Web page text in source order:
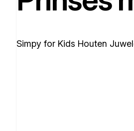
Simpy for Kids Houten